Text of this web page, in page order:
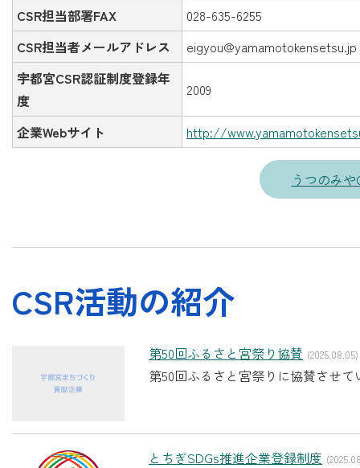
CSR担当部署FAX
028-635-6255
CSR担当者メールアドレス
eigyou@yamamotokensetsu.jp
宇都宮CSR認証制度登録年
度
2009
企業Webサイト http://
うつのみ
CSR活動の紹介
第50回ふるさと宮祭り協賛 (2025.08.05)
第50回ふるさと宮祭りに協賛させ
とちぎSDGs推進企業登録制度